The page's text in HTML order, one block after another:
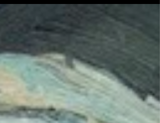
kannst ;) Eine gute Haltung ist das
Fundament eines jeden...